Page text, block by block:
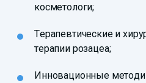
косметологи;
Терапевтические и
терапии розацеа;
Инновационные